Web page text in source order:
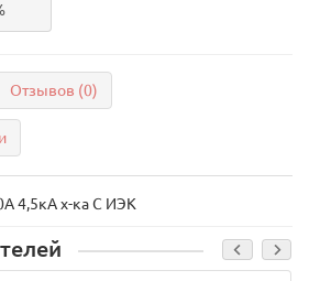
Отзывов (0)
4,5кА х-ка С ИЭК